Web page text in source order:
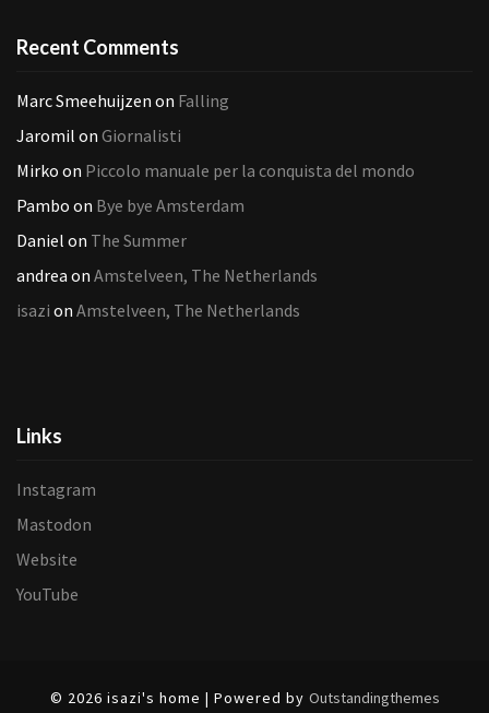
Recent Comments
Marc Smeehuijzen on Falling
Jaromil on Giornalisti
Mirko on Piccolo manuale per la conquista del mondo
Pambo on Bye bye Amsterdam
Daniel on The Summer
andrea on Amstelveen, The Netherlands
isazi on Amstelveen, The Netherlands
Links
Instagram
Mastodon
Website
YouTube
© 2026 isazi's home | Powered by Outstandingthemes